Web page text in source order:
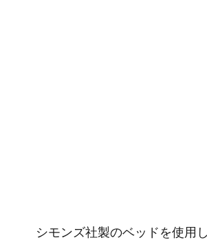
シモンズ社製のベッドを使用